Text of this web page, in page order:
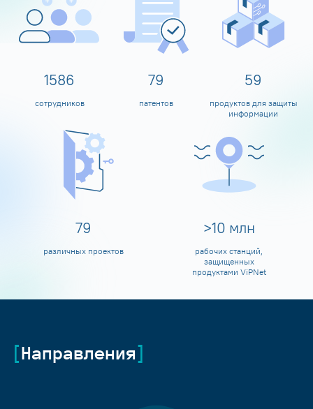
1600
сотрудников
80
патентов
60
продуктов для защиты
информации
80
различных проектов
>10 млн
рабочих станций,
защищенных
продуктами ViPNet
Направления